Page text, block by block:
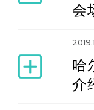
会
哈
介